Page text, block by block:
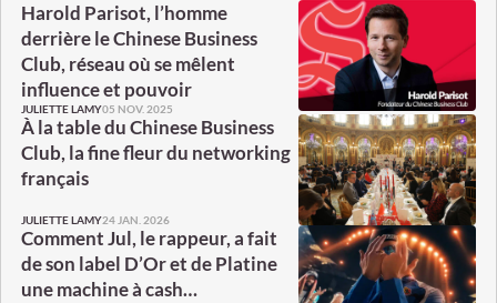
Harold Parisot, l’homme
derrière le Chinese Business
Club, réseau où se mêlent
influence et pouvoir
JULIETTE LAMY05 NOV. 2025
À la table du Chinese Business
Club, la fine fleur du networking
français
JULIETTE LAMY24 JAN. 2026
Comment Jul, le rappeur, a fait
de son label D’Or et de Platine
une machine à cash…